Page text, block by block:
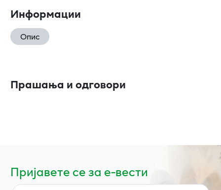
Информации
Опис
Прашања и одговори
Пријавете се за е-вести